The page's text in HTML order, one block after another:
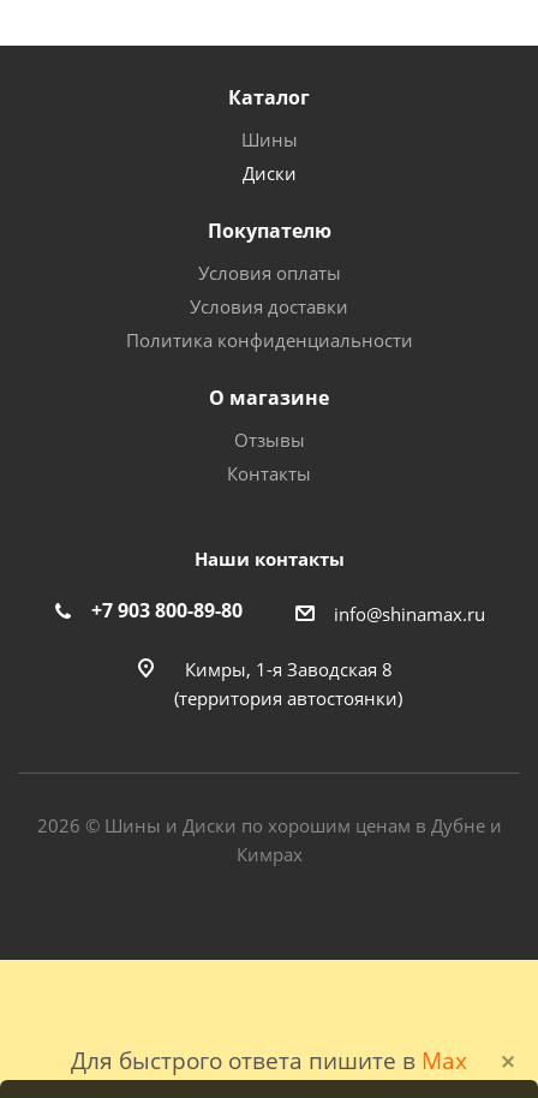
Для быстрого ответа пишите в Max
Каталог
Шины
Диски
Покупателю
Условия оплаты
Условия доставки
Политика конфиденциальности
О магазине
Отзывы
Контакты
Наши контакты
+7 903 800-89-80 info@shinamax.ru
Кимры, 1-я Заводская 8
(территория автостоянки)
2026 © Шины и Диски по хорошим ценам в Дубне и
Кимрах